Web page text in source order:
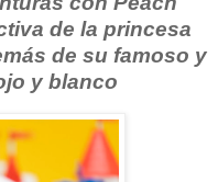
de la princesa
de su famoso y
y blanco